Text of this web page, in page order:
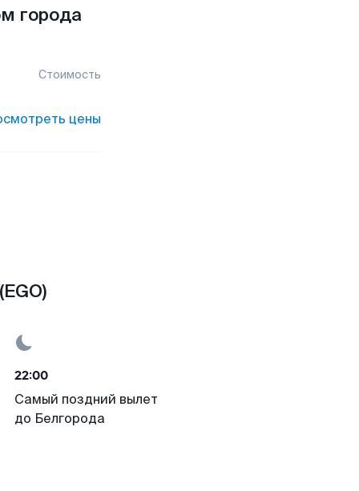
города
Стоимость
цены
22:00
Самый поздний вылет
до Белгорода